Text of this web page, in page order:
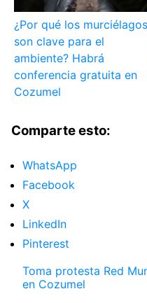
¿Por qué los murciélagos
son clave para el
ambiente? Habrá
conferencia gratuita en
Cozumel
Comparte esto:
WhatsApp
Facebook
X
LinkedIn
Pinterest
Toma protesta Red
en Cozumel